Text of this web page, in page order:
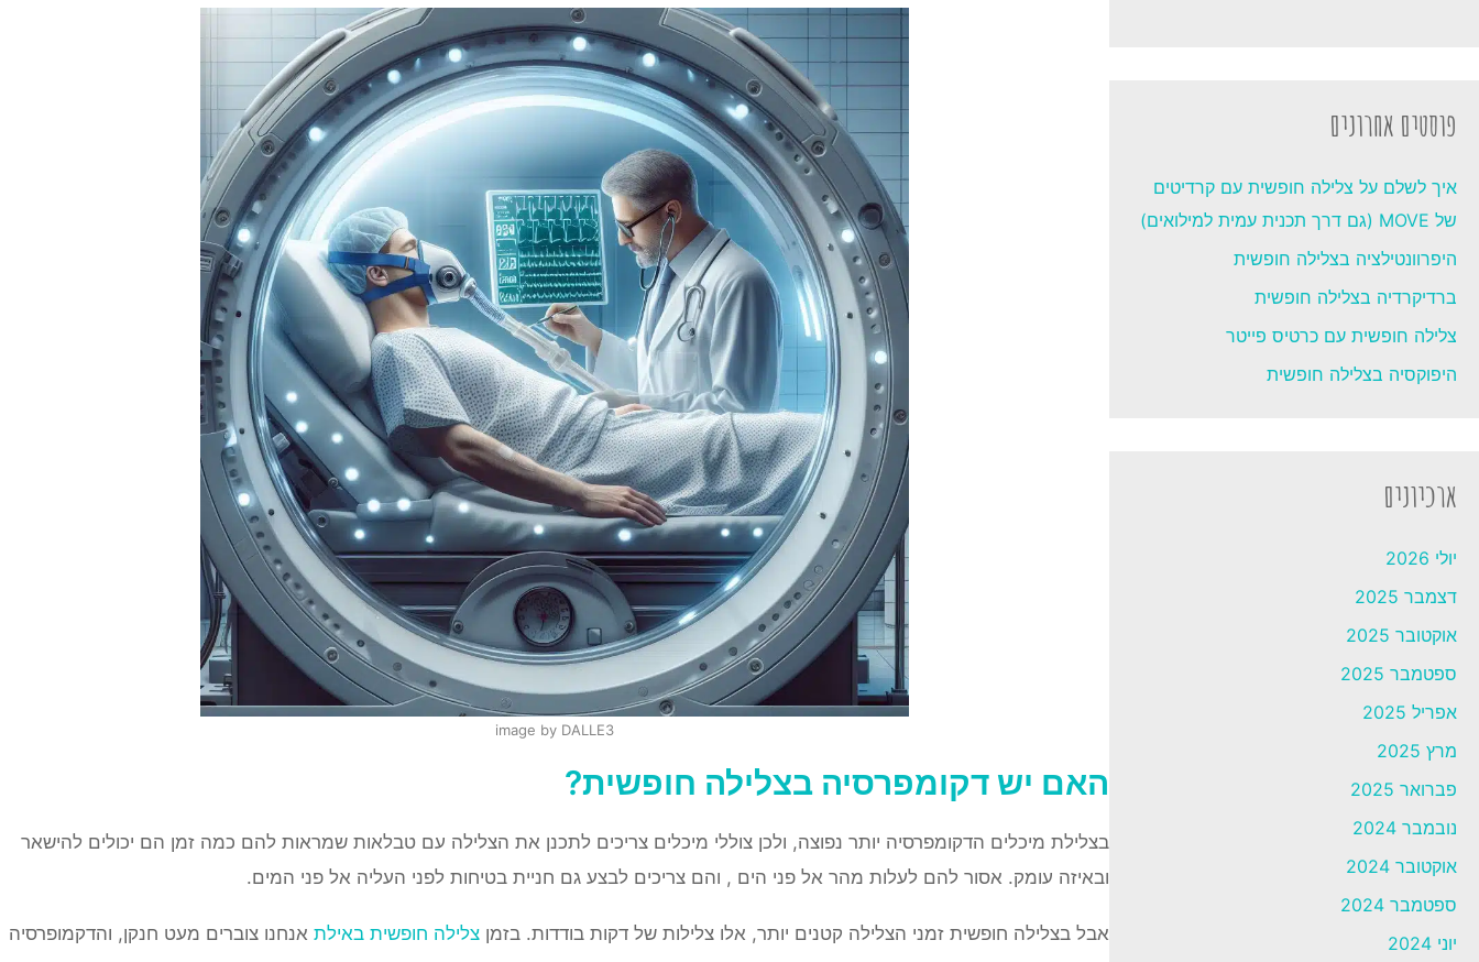
image by DALLE3
האם יש דקומפרסיה בצלילה חופשית?
בצלילת מיכלים הדקומפרסיה יותר נפוצה, ולכן צוללי מיכלים צריכים לתכנן את הצלילה עם טבלאות ️שמראות להם כמה זמן הם יכולים להישאר
ובאיזה עומק. אסור להם לעלות מהר אל פני הים , והם צריכים לבצע גם חניית בטיחות לפני העליה אל פני המים.
אבל בצלילה חופשית זמני הצלילה קטנים יותר, אלו צלילות של דקות בודדות. בזמן צלילה חופשית באילת אנחנו צוברים מעט חנקן, והדקמופרסיה
פוסטים אחרונים
איך לשלם על צלילה חופשית עם קרדיטים
של MOVE (גם דרך תכנית עמית למילואים)
היפרוונטילציה בצלילה חופשית
ברדיקרדיה בצלילה חופשית
צלילה חופשית עם כרטיס פייטר
היפוקסיה בצלילה חופשית
ארכיונים
יולי 2026
דצמבר 2025
אוקטובר 2025
ספטמבר 2025
אפריל 2025
מרץ 2025
פברואר 2025
נובמבר 2024
אוקטובר 2024
ספטמבר 2024
יוני 2024